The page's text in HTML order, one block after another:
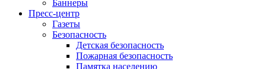
Баннеры
Пресс-центр
Газеты
Безопасность
Детская безопасность
Пожарная безопасность
Памятка населению